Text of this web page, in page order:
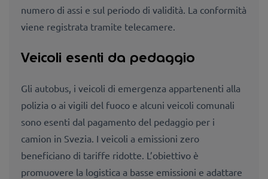
numero di assi e sul periodo di validità. La conformità
viene registrata tramite telecamere.
Veicoli esenti da pedaggio
Gli autobus, i veicoli di emergenza appartenenti alla
polizia o ai vigili del fuoco e alcuni veicoli comunali
sono esenti dal pagamento del pedaggio per i
camion in Svezia. I veicoli a emissioni zero
beneficiano di tariffe ridotte. L’obiettivo è
promuovere la logistica a basse emissioni e adattare